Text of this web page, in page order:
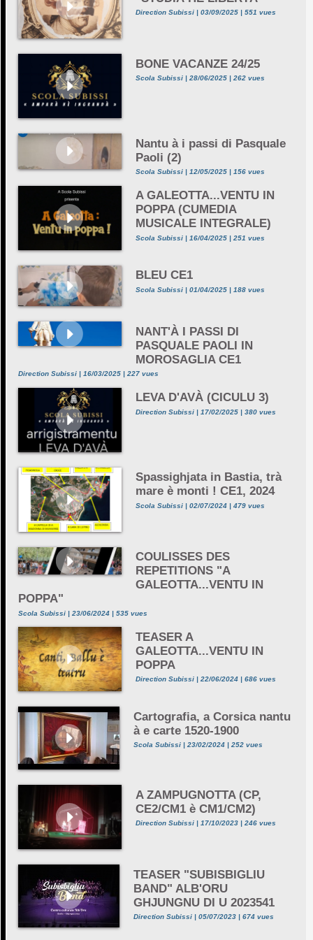
Direction Subissi | 03/09/2025 | 551 vues
BONE VACANZE 24/25
Scola Subissi | 28/06/2025 | 262 vues
Nantu à i passi di Pasquale
Paoli (2)
Scola Subissi | 12/05/2025 | 156 vues
A GALEOTTA...VENTU IN
POPPA (CUMEDIA
MUSICALE INTEGRALE)
Scola Subissi | 16/04/2025 | 251 vues
BLEU CE1
Scola Subissi | 01/04/2025 | 188 vues
NANT'À I PASSI DI
PASQUALE PAOLI IN
MOROSAGLIA CE1
Direction Subissi | 16/03/2025 | 227 vues
LEVA D'AVÀ (CICULU 3)
Direction Subissi | 17/02/2025 | 380 vues
Spassighjata in Bastia, trà
mare è monti ! CE1, 2024
Scola Subissi | 02/07/2024 | 479 vues
COULISSES DES
REPETITIONS "A
GALEOTTA...VENTU IN
POPPA"
Scola Subissi | 23/06/2024 | 535 vues
TEASER A
GALEOTTA...VENTU IN
POPPA
Direction Subissi | 22/06/2024 | 686 vues
Cartografia, a Corsica nantu
à e carte 1520-1900
Scola Subissi | 23/02/2024 | 252 vues
A ZAMPUGNOTTA (CP,
CE2/CM1 è CM1/CM2)
Direction Subissi | 17/10/2023 | 246 vues
TEASER "SUBISBIGLIU
BAND" ALB'ORU
GHJUNGNU DI U 2023541
Direction Subissi | 05/07/2023 | 674 vues